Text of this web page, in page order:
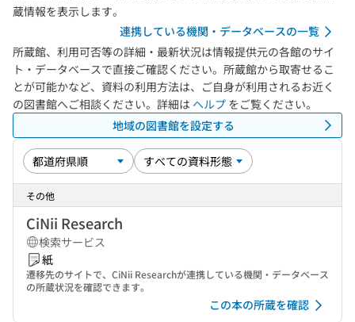
蔵情報を表示します。
連携している機関・データベースの一覧
所蔵館、利用可否等の詳細・最新状況は情報提供元の各館のサイ
ト・データベースで直接ご確認ください。所蔵館から取寄せるこ
とが可能かなど、資料の利用方法は、ご自身が利用されるお近く
の図書館へご相談ください。詳細は ヘルプ をご覧ください。
地域の図書館を設定する
その他
CiNii Research
検索サービス
紙
遷移先のサイトで、CiNii Researchが連携している機関・データベース
の所蔵状況を確認できます。
この本の所蔵を確認